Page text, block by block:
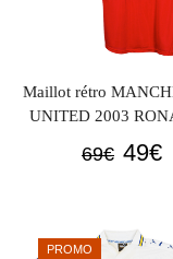
Maillot rétro
UNITED 2003
69€ Le
était :
49€Le
PROMO